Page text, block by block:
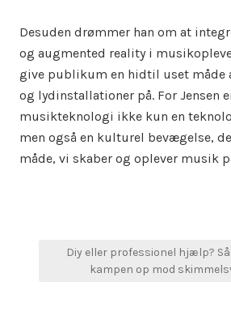
Desuden drømmer han om at
og augmented reality i
give publikum en hidtil uset måde
og lydinstallationer på. For Jensen
musikteknologi ikke kun en
men også en kulturel bevægelse,
måde, vi skaber og oplever musik
Indlægsnavigation
Diy eller professionel hjælp?
kampen op mod